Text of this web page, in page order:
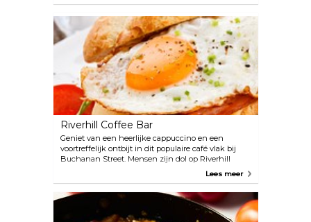
elk dieet en elke gelegenheid iets te bieden.
Riverhill Coffee Bar
Geniet van een heerlijke cappuccino en een
voortreffelijk ontbijt in dit populaire café vlak bij
Buchanan Street. Mensen zijn dol op Riverhill
vanwege de heerlijke sandwiches en zelfgemaakte
zijn. Pak een versgemalen koffie en ga voor het
raam zitten om naar de gebeurtenissen in een
drukke straat in het centrum te kijken.
Lees meer